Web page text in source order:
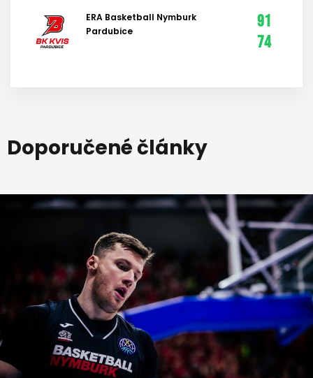
ERA Basketball Nymburk
Pardubice
91
74
Doporučené články